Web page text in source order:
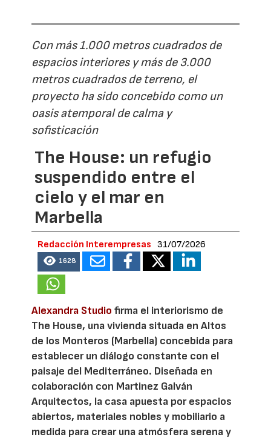
Con más 1.000 metros cuadrados de
espacios interiores y más de 3.000
metros cuadrados de terreno, el
proyecto ha sido concebido como un
oasis atemporal de calma y
sofisticación
The House: un refugio
suspendido entre el
cielo y el mar en
Marbella
Redacción Interempresas 31/07/2026
1628
Alexandra Studio firma el interiorismo de
The House, una vivienda situada en Altos
de los Monteros (Marbella) concebida para
establecer un diálogo constante con el
paisaje del Mediterráneo. Diseñada en
colaboración con Martinez Galván
Arquitectos, la casa apuesta por espacios
abiertos, materiales nobles y mobiliario a
medida para crear una atmósfera serena y